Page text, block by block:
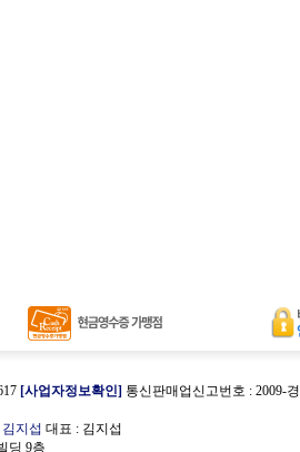
[사업자정보확인] 통신판매업신고번호 : 2009-경
김지섭 대표 : 김지섭
딩 9층